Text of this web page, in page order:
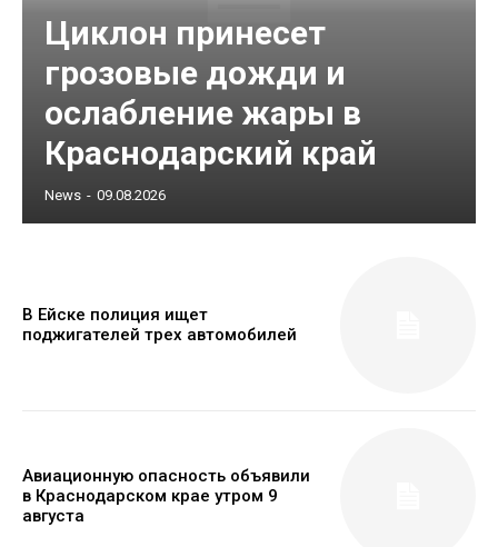
Циклон принесет
грозовые дожди и
ослабление жары в
Краснодарский край
News - 09.08.2026
В Ейске полиция ищет
поджигателей трех автомобилей
Авиационную опасность объявили
в Краснодарском крае утром 9
августа